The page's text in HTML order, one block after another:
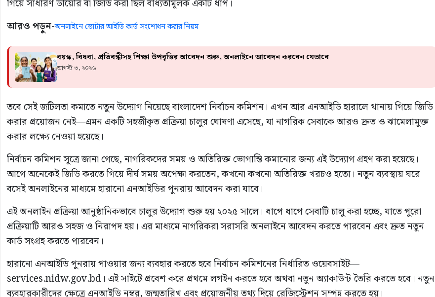
গিয়ে সাধারণ ডায়েরি বা জিডি করা ছিল বাধ্যতামূলক একটি ধাপ।
আরও পড়ুন-অনলাইনে ভোটার আইডি কার্ড সংশোধন করার নিয়ম
বয়স্ক, বিধবা, প্রতিবন্ধীসহ শিক্ষা উপবৃত্তির আবেদন শুরু, অনলাইনে আবেদন করবেন যেভাবে
আগস্ট ৩, ২০২৬
তবে সেই জটিলতা কমাতে নতুন উদ্যোগ নিয়েছেবাংলাদেশ নির্বাচন কমিশন। এখন আর এনআইডি হারালে থানায় গিয়ে জিডি
করার প্রয়োজন নেই—এমন একটি সহজীকৃত প্রক্রিয়া চালুর ঘোষণা এসেছে, যা নাগরিক সেবাকে আরও দ্রুত ও ঝামেলামুক্ত
করার লক্ষ্যে নেওয়া হয়েছে।
নির্বাচন কমিশন সূত্রে জানা গেছে, নাগরিকদের সময় ও অতিরিক্ত ভোগান্তি কমানোর জন্য এই উদ্যোগ গ্রহণ করা হয়েছে।
আগে অনেকেই জিডি করতে গিয়ে দীর্ঘ সময় অপেক্ষা করতেন, কখনো কখনো অতিরিক্ত খরচও হতো। নতুন ব্যবস্থায় ঘরে
বসেই অনলাইনের মাধ্যমে হারানো এনআইডির পুনরায় আবেদন করা যাবে।
এই অনলাইন প্রক্রিয়া আনুষ্ঠানিকভাবে চালুর উদ্যোগ শুরু হয় ২০২৫ সালে। ধাপে ধাপে সেবাটি চালু করা হচ্ছে, যাতে পুরো
প্রক্রিয়াটি আরও সহজ ও নিরাপদ হয়। এর মাধ্যমে নাগরিকরা সরাসরি অনলাইনে আবেদন করতে পারবেন এবং দ্রুত নতুন
কার্ড সংগ্রহ করতে পারবেন।
হারানো এনআইডি পুনরায় পাওয়ার জন্য ব্যবহার করতে হবে নির্বাচন কমিশনের নির্ধারিত ওয়েবসাইট—
services.nidw.gov.bd। এই সাইটে প্রবেশ করে প্রথমে লগইন করতে হবে অথবা নতুন অ্যাকাউন্ট তৈরি করতে হবে। নতুন
ব্যবহারকারীদের ক্ষেত্রে এনআইডি নম্বর, জন্মতারিখ এবং প্রয়োজনীয় তথ্য দিয়ে রেজিস্ট্রেশন সম্পন্ন করতে হয়।